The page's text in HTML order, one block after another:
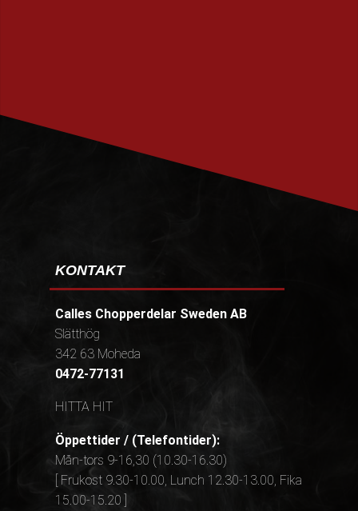
KONTAKT
Calles Chopperdelar Sweden AB
Slätthög
342 63 Moheda
0472-77131
HITTA HIT
Öppettider / (Telefontider):
Mån-tors 9-16,30 (10.30-16.30)
[ Frukost 9.30-10.00, Lunch 12.30-13.00, Fika
15.00-15.20 ]